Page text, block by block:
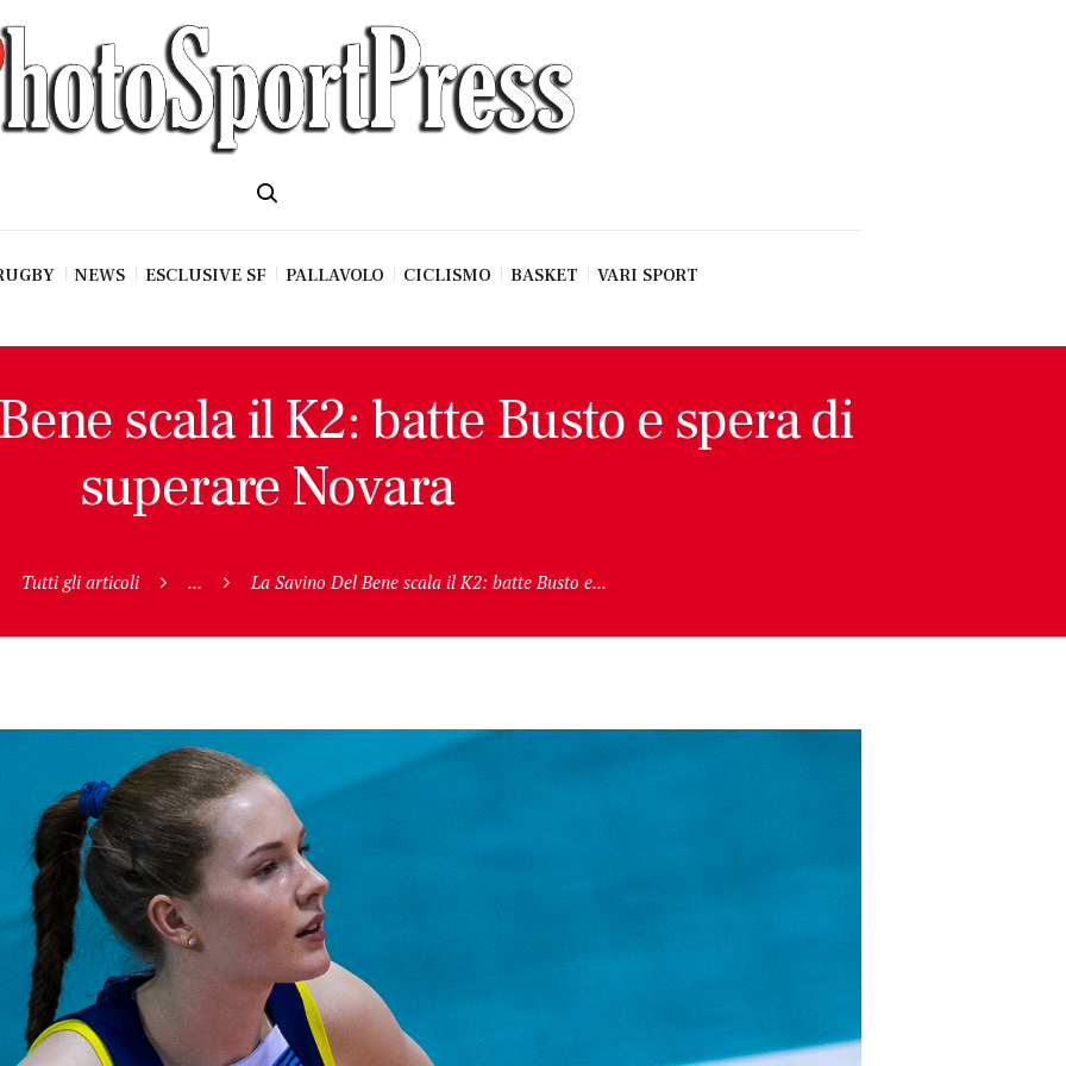
NEWS ESCLUSIVE SF PALLAVOLO CICLISMO BASKET VARI SPORT
scala il K2: batte Busto e spera di
superare Novara
Tutti gli articoli ... La Savino Del Bene scala il K2: batte Busto e...